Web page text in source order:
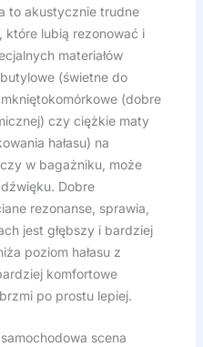
to akustycznie trudne
które lubią rezonować i
materiałów
(świetne do
(dobre
czy ciężkie maty
hałasu) na
w bagażniku, może
Dobre
rezonanse, sprawia,
jest głębszy i bardziej
poziom hałasu z
komfortowe
po prostu lepiej.
scena